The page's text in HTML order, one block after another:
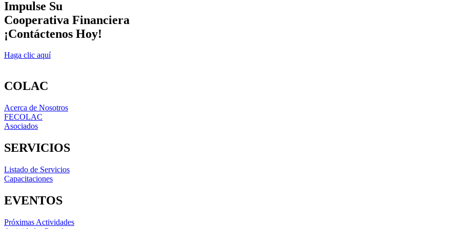
Impulse Su
Cooperativa Financiera
¡Contáctenos Hoy!
Haga clic aquí
COLAC
Acerca de Nosotros
FECOLAC
Asociados
SERVICIOS
Listado de Servicios
Capacitaciones
EVENTOS
Próximas Actividades